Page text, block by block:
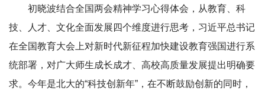
初晓波结合全国两会精神学习心得体会，从教育、科
技、人才、文化全面发展四个维度进行思考，习近平总书记
在全国教育大会上对新时代新征程加快建设教育强国进行系
统部署，对广大师生成长成才、高校高质量发展提出明确要
求。今年是北大的“科技创新年”，在不断鼓励创新的同时，